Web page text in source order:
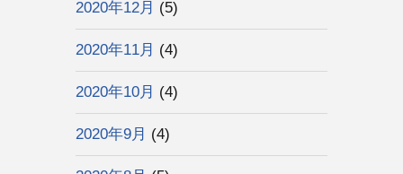
2020年12月 (5)
2020年11月 (4)
2020年10月 (4)
2020年9月 (4)